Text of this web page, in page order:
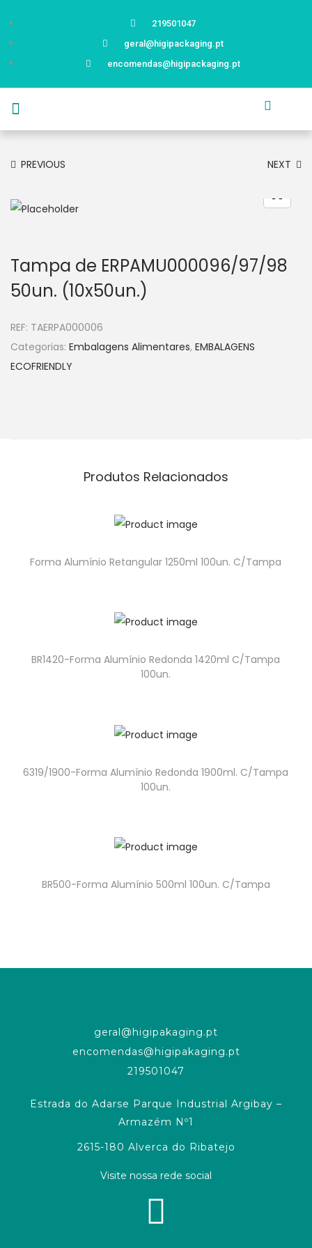
219501047
geral@higipackaging.pt
encomendas@higipackaging.pt
PREVIOUS NEXT
Tampa de ERPAMU000096/97/98
50un. (10x50un.)
REF: TAERPA000006
Categorias: Embalagens Alimentares, EMBALAGENS
ECOFRIENDLY
Produtos Relacionados
Forma Alumínio Retangular 1250ml 100un. C/Tampa
BR1420-Forma Alumínio Redonda 1420ml C/Tampa
100un.
6319/1900-Forma Alumínio Redonda 1900ml. C/Tampa
100un.
BR500-Forma Alumínio 500ml 100un. C/Tampa
geral@higipakaging.pt
encomendas@higipakaging.pt
219501047
Estrada do Adarse Parque Industrial Argibay –
Armazém Nº1
2615-180 Alverca do Ribatejo
Visite nossa rede social